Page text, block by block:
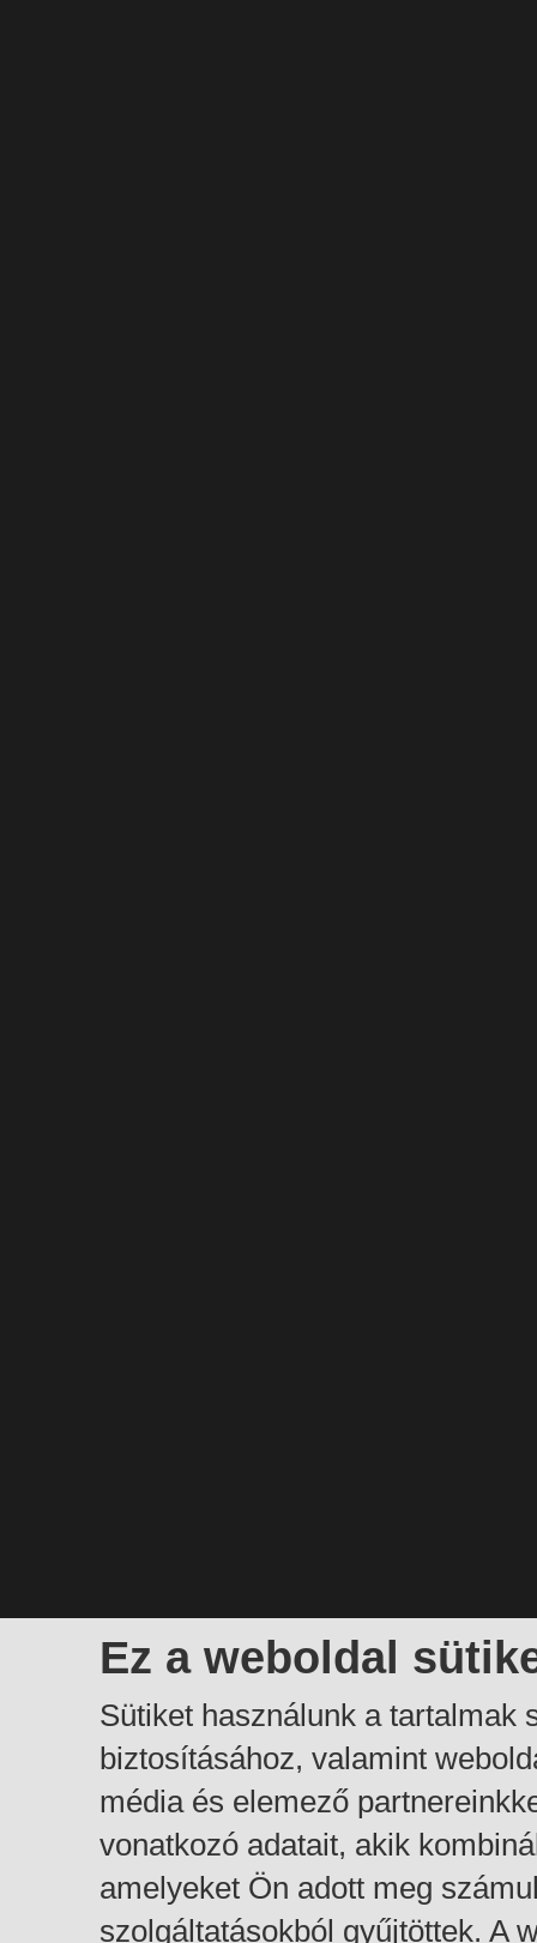
Ez a weboldal
Sütiket használunk a tartalmak
biztosításához, valamint
média és elemező
vonatkozó adatait, akik
amelyeket Ön adott meg
szolgáltatásokból gyűjtöttek. A